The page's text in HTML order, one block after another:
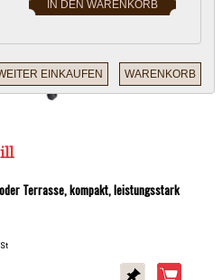
Terrasse, kompakt, leistungsstark